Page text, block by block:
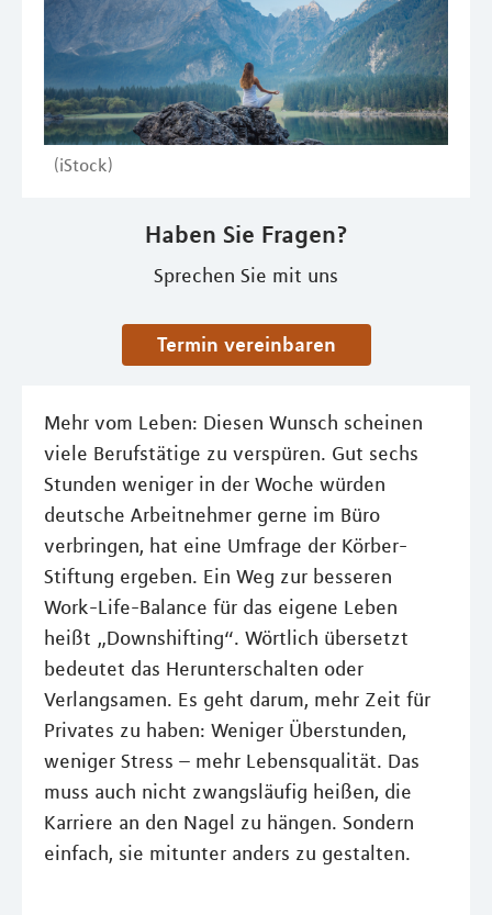
(iStock)
Haben Sie Fragen?
Sprechen Sie mit uns
Termin vereinbaren
Mehr vom Leben: Diesen Wunsch scheinen
viele Berufstätige zu verspüren. Gut sechs
Stunden weniger in der Woche würden
deutsche Arbeitnehmer gerne im Büro
verbringen, hat eine Umfrage der Körber-
Stiftung ergeben. Ein Weg zur besseren
Work-Life-Balance für das eigene Leben
heißt „Downshifting“. Wörtlich übersetzt
bedeutet das Herunterschalten oder
Verlangsamen. Es geht darum, mehr Zeit für
Privates zu haben: Weniger Überstunden,
weniger Stress – mehr Lebensqualität. Das
muss auch nicht zwangsläufig heißen, die
Karriere an den Nagel zu hängen. Sondern
einfach, sie mitunter anders zu gestalten.